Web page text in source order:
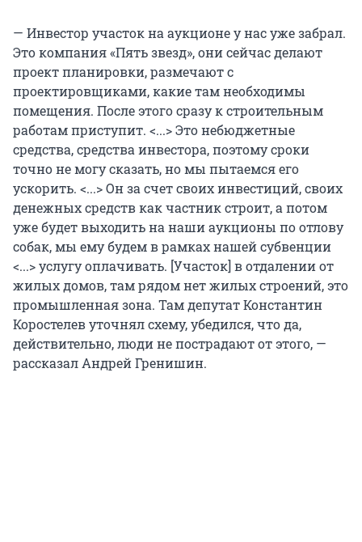
— Инвестор участок на аукционе у нас уже забрал.
Это компания «Пять звезд», они сейчас делают
проект планировки, размечают с
проектировщиками, какие там необходимы
помещения. После этого сразу к строительным
работам приступит. <...> Это небюджетные
средства, средства инвестора, поэтому сроки
точно не могу сказать, но мы пытаемся его
ускорить. <...> Он за счет своих инвестиций, своих
денежных средств как частник строит, а потом
уже будет выходить на наши аукционы по отлову
собак, мы ему будем в рамках нашей субвенции
<...> услугу оплачивать. [Участок] в отдалении от
жилых домов, там рядом нет жилых строений, это
промышленная зона. Там депутат Константин
Коростелев уточнял схему, убедился, что да,
действительно, люди не пострадают от этого, —
рассказал Андрей Гренишин.